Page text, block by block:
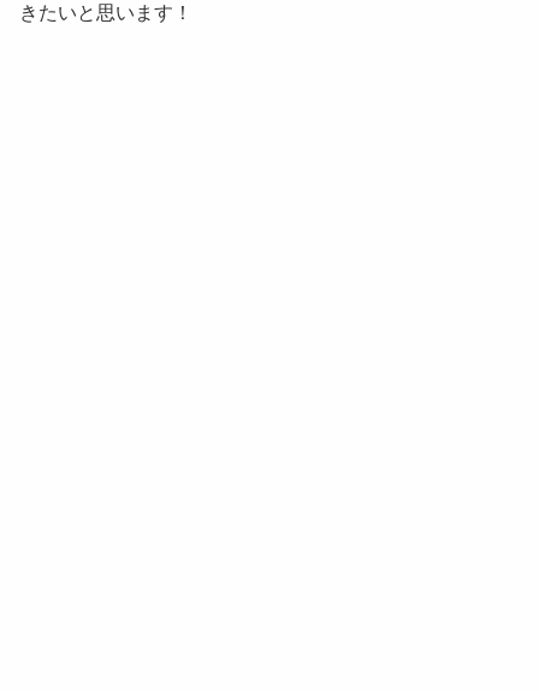
きたいと思います！